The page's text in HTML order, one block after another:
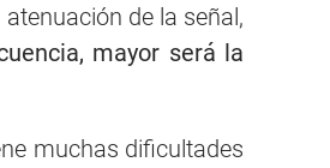
de la señal,
mayor será la
muchas dificultades